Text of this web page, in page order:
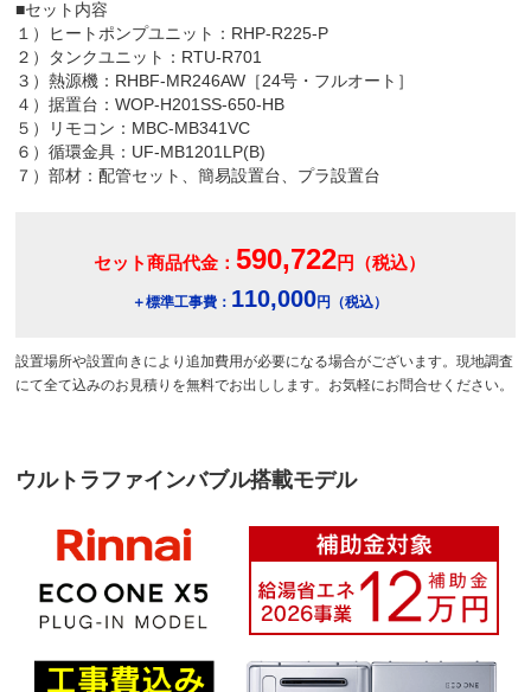
■セット内容
１）ヒートポンプユニット：RHP-R225-P
２）タンクユニット：RTU-R701
３）熱源機：RHBF-MR246AW［24号・フルオート］
４）据置台：WOP-H201SS-650-HB
５）リモコン：MBC-MB341VC
６）循環金具：UF-MB1201LP(B)
７）部材：配管セット、簡易設置台、プラ設置台
セット商品代金： 590,722円（税込）
＋標準工事費： 110,000円（税込）
設置場所や設置向きにより追加費用が必要になる場合がございます。現地調査
にて全て込みのお見積りを無料でお出しします。お気軽にお問合せください。
ウルトラファインバブル搭載モデル